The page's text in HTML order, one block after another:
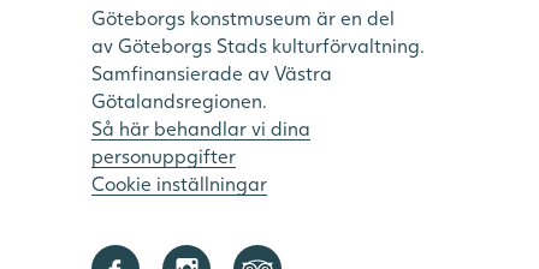
Göteborgs konstmuseum är en del
av Göteborgs Stads kulturförvaltning.
Samfinansierade av Västra
Götalandsregionen.
Så här behandlar vi dina
personuppgifter
Cookie inställningar